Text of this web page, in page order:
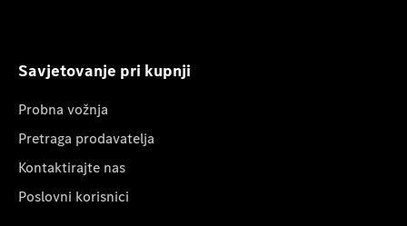
Savjetovanje pri kupnji
Probna vožnja
Pretraga prodavatelja
Kontaktirajte nas
Poslovni korisnici